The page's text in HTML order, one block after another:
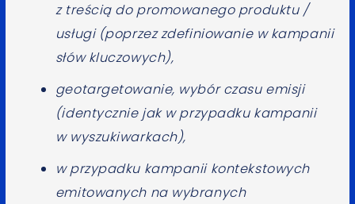
z treścią do promowanego produktu /
usługi (poprzez zdefiniowanie w kampanii
słów kluczowych),
geotargetowanie, wybór czasu emisji
(identycznie jak w przypadku kampanii
w wyszukiwarkach),
w przypadku kampanii kontekstowych
emitowanych na wybranych